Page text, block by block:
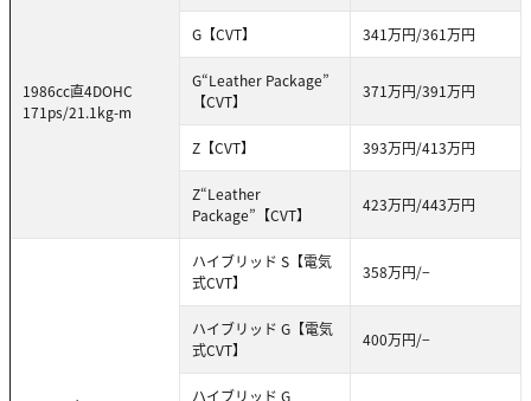
1986cc直4DOHC
171ps/21.1kg-m
G【CVT】 341万円/361万円
G“Leather Package”
【CVT】
371万円/391万円
Z【CVT】 393万円/413万円
Z“Leather
Package”【CVT】
423万円/443万円
ハイブリッド S【電気
式CVT】
358万円/−
ハイブリッド G【電気
式CVT】
400万円/−
ハイブリッド G